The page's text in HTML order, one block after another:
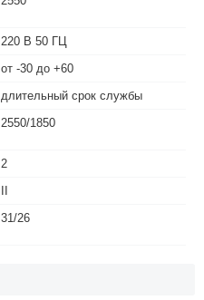
220 В 50 ГЦ
от -30 до +60
длительный срок службы
2550/1850
2
II
31/26